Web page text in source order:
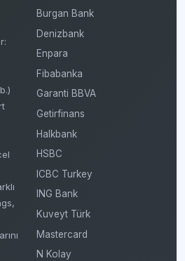
Burgan Bank
Denizbank
Enpara
Fibabanka
Garanti BBVA
Getirfinans
Halkbank
HSBC
ICBC Turkey
ING Bank
Kuveyt Türk
Mastercard
N Kolay